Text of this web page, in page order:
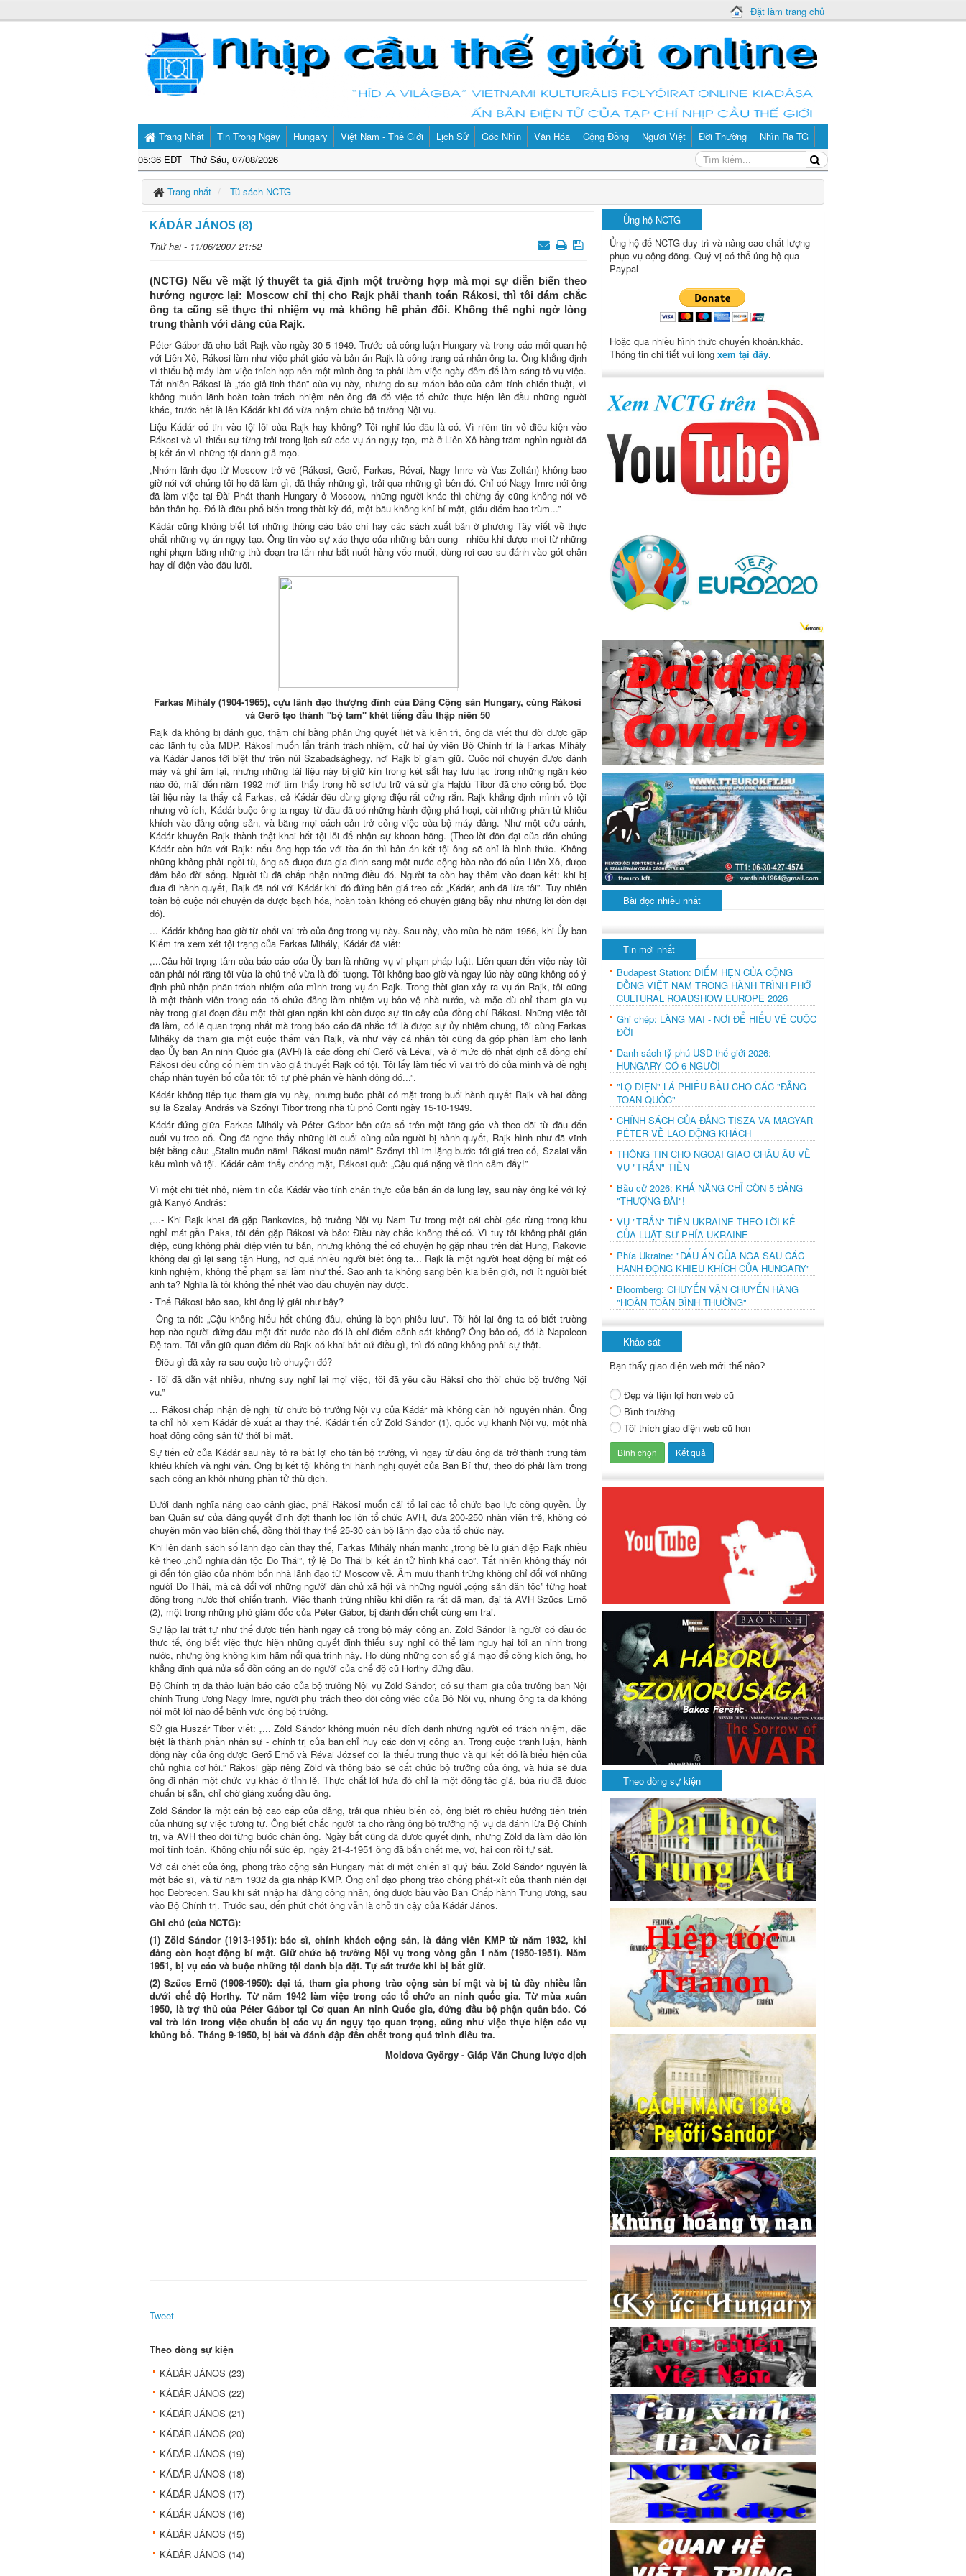
Đặt làm trang chủ
Trang Nhất
05:36 EDT Thứ Sáu, 07/08/2026
Tin Trong Ngày Hungary Việt Nam - Thế Giới Lịch Sử Góc Nhìn Văn Hóa Cộng Đồng Người Việt Đời Thường Nhìn Ra TG
Trang nhất Tủ sách NCTG
KÁDÁR JÁNOS (8)
Thứ hai - 11/06/2007 21:52
(NCTG) Nếu về mặt lý thuyết ta giả định một trường hợp mà mọi sự diễn biến theo
hướng ngược lại: Moscow chỉ thị cho Rajk phải thanh toán Rákosi, thì tôi dám chắc
ông ta cũng sẽ thực thi nhiệm vụ mà không hề phản đối. Không thể nghi ngờ lòng
trung thành với đảng của Rajk.
Péter Gábor đã cho bắt Rajk vào ngày 30-5-1949. Trước cả công luận Hungary và trong các mối quan hệ
với Liên Xô, Rákosi làm như việc phát giác và bản án Rajk là công trạng cá nhân ông ta. Ông khẳng định
vì thiếu bộ máy làm việc thích hợp nên một mình ông ta phải làm việc ngày đêm để làm sáng tỏ vụ việc.
Tất nhiên Rákosi là „tác giả tinh thần” của vụ này, nhưng do sự mách bảo của cảm tính chiến thuật, vì
không muốn lãnh hoàn toàn trách nhiệm nên ông đã đổ việc tổ chức thực hiện lên đầu những người
khác, trước hết là lên Kádár khi đó vừa nhậm chức bộ trưởng Nội vụ.
Liệu Kádár có tin vào tội lỗi của Rajk hay không? Tôi nghĩ lúc đầu là có. Vì niềm tin vô điều kiện vào
Rákosi và vì thiếu sự từng trải trong lịch sử các vụ án ngụy tạo, mà ở Liên Xô hàng trăm nghìn người đã
bị kết án vì những tội danh giả mạo.
„Nhóm lãnh đạo từ Moscow trở về (Rákosi, Gerő, Farkas, Révai, Nagy Imre và Vas Zoltán) không bao
giờ nói với chúng tôi họ đã làm gì, đã thấy những gì, trải qua những gì bên đó. Chỉ có Nagy Imre nói ông
đã làm việc tại Đài Phát thanh Hungary ở Moscow, những người khác thì chừng ấy cũng không nói về
bản thân họ. Đó là điều phổ biến trong thời kỳ đó, một bầu không khí bí mật, giấu diếm bao trùm...”
Kádár cũng không biết tới những thông cáo báo chí hay các sách xuất bản ở phương Tây viết về thực
chất những vụ án ngụy tạo. Ông tin vào sự xác thực của những bản cung - nhiều khi được moi từ những
nghi phạm bằng những thủ đoạn tra tấn như bắt nuốt hàng vốc muối, dùng roi cao su đánh vào gót chân
hay dí điện vào đầu lưỡi.
Farkas Mihály (1904-1965), cựu lãnh đạo thượng đỉnh của Đảng Cộng sản Hungary, cùng Rákosi
và Gerő tạo thành "bộ tam" khét tiếng đầu thập niên 50
Rajk đã không bị đánh gục, thậm chí bằng phản ứng quyết liệt và kiên trì, ông đã viết thư đòi được gặp
các lãnh tụ của MDP. Rákosi muốn lẩn tránh trách nhiệm, cử hai ủy viên Bộ Chính trị là Farkas Mihály
và Kádár Janos tới biệt thự trên núi Szabadsághegy, nơi Rajk bị giam giữ. Cuộc nói chuyện được đánh
máy và ghi âm lại, nhưng những tài liệu này bị giữ kín trong két sắt hay lưu lạc trong những ngăn kéo
nào đó, mãi đến năm 1992 mới tìm thấy trong hồ sơ lưu trữ và sử gia Hajdú Tibor đã cho công bố. Đọc
tài liệu này ta thấy cả Farkas, cả Kádár đều dùng giọng điệu rất cứng rắn. Rajk khẳng định mình vô tội
nhưng vô ích, Kádár buộc ông ta ngay từ đầu đã có những hành động phá hoại, cài những phần tử khiêu
khích vào đảng cộng sản, và bằng mọi cách cản trở công việc của bộ máy đảng. Như một cứu cánh,
Kádár khuyên Rajk thành thật khai hết tội lỗi để nhận sự khoan hồng. (Theo lời đồn đại của dân chúng
Kádár còn hứa với Rajk: nếu ông hợp tác với tòa án thì bản án kết tội ông sẽ chỉ là hình thức. Không
những không phải ngồi tù, ông sẽ được đưa gia đình sang một nước cộng hòa nào đó của Liên Xô, được
đảm bảo đời sống. Người tù đã chấp nhận những điều đó. Người ta còn hay thêm vào đoạn kết: khi bị
đưa đi hành quyết, Rajk đã nói với Kádár khi đó đứng bên giá treo cổ: „Kádár, anh đã lừa tôi”. Tuy nhiên
toàn bộ cuộc nói chuyện đã được bạch hóa, hoàn toàn không có chuyện giăng bẫy như những lời đồn đại
đó).
... Kádár không bao giờ từ chối vai trò của ông trong vụ này. Sau này, vào mùa hè năm 1956, khi Ủy ban
Kiểm tra xem xét tội trạng của Farkas Mihály, Kádár đã viết:
„...Câu hỏi trọng tâm của báo cáo của Ủy ban là những vụ vi phạm pháp luật. Liên quan đến việc này tôi
cần phải nói rằng tôi vừa là chủ thể vừa là đối tượng. Tôi không bao giờ và ngay lúc này cũng không có ý
định phủ nhận phần trách nhiệm của mình trong vụ án Rajk. Trong thời gian xảy ra vụ án Rajk, tôi cũng
là một thành viên trong các tổ chức đảng làm nhiệm vụ bảo vệ nhà nước, và mặc dù chỉ tham gia vụ
này trong giai đoạn đầu một thời gian ngắn khi còn được sự tin cậy của đồng chí Rákosi. Những việc tôi
đã làm, có lẽ quan trọng nhất mà trong báo cáo đã nhắc tới là được sự ủy nhiệm chung, tôi cùng Farkas
Miháky đã tham gia một cuộc thẩm vấn Rajk, và như vậy cá nhân tôi cũng đã góp phần làm cho lãnh
đạo Ủy ban An ninh Quốc gia (AVH) là các đồng chí Gerő và Lévai, và ở mức độ nhất định cả đồng chí
Rákosi đều củng cố niềm tin vào giả thuyết Rajk có tội. Tôi lấy làm tiếc vì vai trò đó của mình và đề nghị
chấp nhận tuyên bố của tôi: tôi tự phê phán về hành động đó...”.
Kádár không tiếp tục tham gia vụ này, nhưng buộc phải có mặt trong buổi hành quyết Rajk và hai đồng
sự là Szalay András và Szőnyi Tibor trong nhà tù phố Conti ngày 15-10-1949.
Kádár đứng giữa Farkas Mihály và Péter Gábor bên cửa sổ trên một tầng gác và theo dõi từ đầu đến
cuối vụ treo cổ. Ông đã nghe thấy những lời cuối cùng của người bị hành quyết, Rajk hình như đã vĩnh
biệt bằng câu: „Stalin muôn năm! Rákosi muôn năm!” Szőnyi thì im lặng bước tới giá treo cổ, Szalai vẫn
kêu mình vô tội. Kádár cảm thấy chóng mặt, Rákosi quở: „Cậu quá nặng về tình cảm đấy!”
Vì một chi tiết nhỏ, niềm tin của Kádár vào tính chân thực của bản án đã lung lay, sau này ông kể với ký
giả Kanyó András:
„...- Khi Rajk khai đã gặp Rankovics, bộ trưởng Nội vụ Nam Tư trong một cái chòi gác rừng trong khu
nghỉ mát gần Paks, tôi đến gặp Rákosi và bảo: Điều này chắc không thể có. Vì tuy tôi không phải gián
điệp, cũng không phải điệp viên tư bản, nhưng không thể có chuyện họ gặp nhau trên đất Hung, Rakovic
không dại gì lại sang tận Hung, nơi quá nhiều người biết ông ta... Rajk là một người hoạt động bí mật có
kinh nghiệm, không thể phạm sai lầm như thế. Sao anh ta không sang bên kia biên giới, nơi ít người biết
anh ta? Nghĩa là tôi không thể nhét vào đầu chuyện này được.
- Thế Rákosi bảo sao, khi ông lý giải như bậy?
- Ông ta nói: „Cậu không hiểu hết chúng đâu, chúng là bọn phiêu lưu”. Tôi hỏi lại ông ta có biết trường
hợp nào người đứng đầu một đất nước nào đó là chỉ điểm cảnh sát không? Ông bảo có, đó là Napoleon
Đệ tam. Tôi vẫn giữ quan điểm dù Rajk có khai bất cứ điều gì, thì đó cũng không phải sự thật.
- Điều gì đã xảy ra sau cuộc trò chuyện đó?
- Tôi đã dằn vặt nhiều, nhưng suy nghĩ lại mọi việc, tôi đã yêu cầu Ráksi cho thôi chức bộ trưởng Nội
vụ.”
... Rákosi chấp nhận đề nghị từ chức bộ trưởng Nội vụ của Kádár mà không cần hỏi nguyên nhân. Ông
ta chỉ hỏi xem Kádár đề xuất ai thay thế. Kádár tiến cử Zöld Sándor (1), quốc vụ khanh Nội vụ, một nhà
hoạt động cộng sản từ thời bí mật.
Sự tiến cử của Kádár sau này tỏ ra bất lợi cho tân bộ trưởng, vì ngay từ đầu ông đã trở thành trung tâm
khiêu khích và nghi vấn. Ông bị kết tội không thi hành nghị quyết của Ban Bí thư, theo đó phải làm trong
sạch công an khỏi những phần tử thù địch.
Dưới danh nghĩa nâng cao cảnh giác, phái Rákosi muốn cải tổ lại các tổ chức bạo lực công quyền. Ủy
ban Quân sự của đảng quyết định đợt thanh lọc lớn tổ chức AVH, đưa 200-250 nhân viên trẻ, không có
chuyên môn vào biên chế, đồng thời thay thế 25-30 cán bộ lãnh đạo của tổ chức này.
Khi lên danh sách số lãnh đạo cần thay thế, Farkas Mihály nhấn mạnh: „trong bè lũ gián điệp Rajk nhiều
kẻ theo „chủ nghĩa dân tộc Do Thái”, tỷ lệ Do Thái bị kết án tử hình khá cao”. Tất nhiên không thấy nói
gì đến tôn giáo của nhóm bốn nhà lãnh đạo từ Moscow về. Âm mưu thanh trừng không chỉ đối với những
người Do Thái, mà cả đối với những người dân chủ xã hội và những người „cộng sản dân tộc” từng hoạt
động trong nước thời chiến tranh. Việc thanh trừng nhiều khi diễn ra rất dã man, đại tá AVH Szücs Ernő
(2), một trong những phó giám đốc của Péter Gábor, bị đánh đến chết cùng em trai.
Sự lập lại trật tự như thế được tiến hành ngay cả trong bộ máy công an. Zöld Sándor là người có đầu óc
thực tế, ông biết việc thực hiện những quyết định thiếu suy nghĩ có thể làm nguy hại tới an ninh trong
nước, nhưng ông không kìm hãm nổi quá trình này. Họ dùng những con số giả mạo để công kích ông, họ
khẳng định quá nửa số đồn công an do người của chế độ cũ Horthy đứng đầu.
Bộ Chính trị đã thảo luận báo cáo của bộ trưởng Nội vụ Zöld Sándor, có sự tham gia của trưởng ban Nội
chính Trung ương Nagy Imre, người phụ trách theo dõi công việc của Bộ Nội vụ, nhưng ông ta đã không
nói một lời nào để bênh vực ông bộ trưởng.
Sử gia Huszár Tibor viết: „... Zöld Sándor không muốn nêu đích danh những người có trách nhiệm, đặc
biệt là thành phần nhân sự - chính trị của ban chỉ huy các đơn vị công an. Trong cuộc tranh luận, hành
động này của ông được Gerő Ernő và Révai József coi là thiếu trung thực và qui kết đó là biểu hiện của
chủ nghĩa cơ hội.” Rákosi gặp riêng Zöld và thông báo sẽ cất chức bộ trưởng của ông, và hứa sẽ đưa
ông đi nhận một chức vụ khác ở tỉnh lẻ. Thực chất lời hứa đó chỉ là một động tác giả, búa rìu đã được
chuẩn bị sẵn, chỉ chờ giáng xuống đầu ông.
Zöld Sándor là một cán bộ cao cấp của đảng, trải qua nhiều biến cố, ông biết rõ chiều hướng tiến triển
của những sự việc tương tự. Ông biết chắc người ta cho rằng ông bộ trưởng nội vụ đã đánh lừa Bộ Chính
trị, và AVH theo dõi từng bước chân ông. Ngày bắt cũng đã được quyết định, nhưng Zöld đã làm đảo lộn
mọi tính toán. Không chịu nổi sức ép, ngày 21-4-1951 ông đã bắn chết mẹ, vợ, hai con rồi tự sát.
Với cái chết của ông, phong trào cộng sản Hungary mất đi một chiến sĩ quý báu. Zöld Sándor nguyên là
một bác sĩ, và từ năm 1932 đã gia nhập KMP. Ông chỉ đạo phong trào chống phát-xít của thanh niên đại
học Debrecen. Sau khi sát nhập hai đảng công nhân, ông được bầu vào Ban Chấp hành Trung ương, sau
vào Bộ Chính trị. Trước sau, đến phút chót ông vẫn là chỗ tin cậy của Kádár János.
Ghi chú (của NCTG):
(1) Zöld Sándor (1913-1951): bác sĩ, chính khách cộng sản, là đảng viên KMP từ năm 1932, khi
đảng còn hoạt động bí mật. Giữ chức bộ trưởng Nội vụ trong vòng gần 1 năm (1950-1951). Năm
1951, bị vụ cáo và buộc những tội danh bịa đặt. Tự sát trước khi bị bắt giữ.
(2) Szűcs Ernő (1908-1950): đại tá, tham gia phong trào cộng sản bí mật và bị tù đày nhiều lần
dưới chế độ Horthy. Từ năm 1942 làm việc trong các tổ chức an ninh quốc gia. Từ mùa xuân
1950, là trợ thủ của Péter Gábor tại Cơ quan An ninh Quốc gia, đứng đầu bộ phận quân báo. Có
vai trò lớn trong việc chuẩn bị các vụ án ngụy tạo quan trọng, cũng như việc thực hiện các vụ
khủng bố. Tháng 9-1950, bị bắt và đánh đập đến chết trong quá trình điều tra.
Moldova György - Giáp Văn Chung lược dịch
Tweet
Theo dòng sự kiện
KÁDÁR JÁNOS (23)
KÁDÁR JÁNOS (22)
KÁDÁR JÁNOS (21)
KÁDÁR JÁNOS (20)
KÁDÁR JÁNOS (19)
KÁDÁR JÁNOS (18)
KÁDÁR JÁNOS (17)
KÁDÁR JÁNOS (16)
KÁDÁR JÁNOS (15)
KÁDÁR JÁNOS (14)
Ủng hộ NCTG
Ủng hộ để NCTG duy trì và nâng cao chất lượng
phục vụ cộng đồng. Quý vị có thể ủng hộ qua
Paypal
Hoặc qua nhiều hình thức chuyển khoản.khác.
Thông tin chi tiết vui lòng xem tại đây.
Bài đọc nhiều nhất
Tin mới nhất
Budapest Station: ĐIỂM HẸN CỦA CỘNG
ĐỒNG VIỆT NAM TRONG HÀNH TRÌNH PHỞ
CULTURAL ROADSHOW EUROPE 2026
Ghi chép: LÀNG MAI - NƠI ĐỂ HIỂU VỀ CUỘC
ĐỜI
Danh sách tỷ phú USD thế giới 2026:
HUNGARY CÓ 6 NGƯỜI
"LỘ DIỆN" LÁ PHIẾU BẦU CHO CÁC "ĐẢNG
TOÀN QUỐC"
CHÍNH SÁCH CỦA ĐẢNG TISZA VÀ MAGYAR
PÉTER VỀ LAO ĐỘNG KHÁCH
THÔNG TIN CHO NGOẠI GIAO CHÂU ÂU VỀ
VỤ "TRẤN" TIỀN
Bầu cử 2026: KHẢ NĂNG CHỈ CÒN 5 ĐẢNG
"THƯỢNG ĐÀI"!
VỤ "TRẤN" TIỀN UKRAINE THEO LỜI KỂ
CỦA LUẬT SƯ PHÍA UKRAINE
Phía Ukraine: "DẤU ẤN CỦA NGA SAU CÁC
HÀNH ĐỘNG KHIÊU KHÍCH CỦA HUNGARY"
Bloomberg: CHUYẾN VẬN CHUYỂN HÀNG
"HOÀN TOÀN BÌNH THƯỜNG"
Khảo sát
Bạn thấy giao diện web mới thế nào?
Đẹp và tiện lợi hơn web cũ
Bình thường
Tôi thích giao diện web cũ hơn
Theo dòng sự kiện